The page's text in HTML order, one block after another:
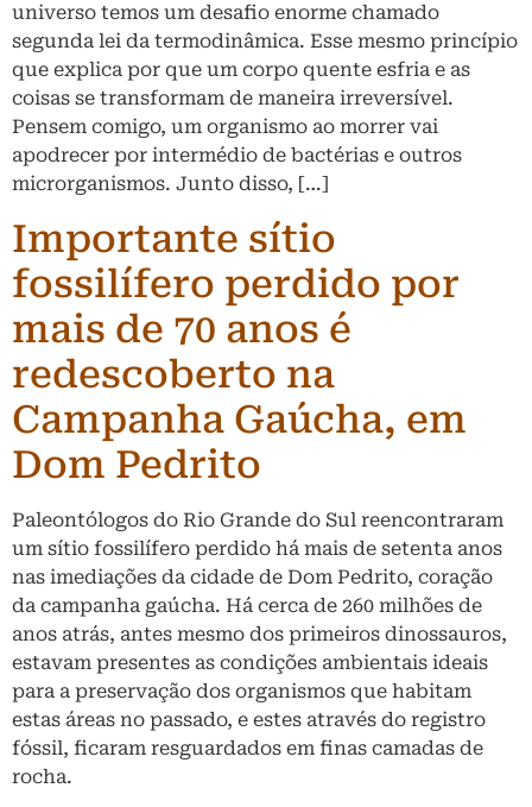
universo temos um desafio enorme chamado
segunda lei da termodinâmica. Esse mesmo princípio
que explica por que um corpo quente esfria e as
coisas se transformam de maneira irreversível.
Pensem comigo, um organismo ao morrer vai
apodrecer por intermédio de bactérias e outros
microrganismos. Junto disso, […]
Importante sítio
fossilífero perdido por
mais de 70 anos é
redescoberto na
Campanha Gaúcha, em
Dom Pedrito
Paleontólogos do Rio Grande do Sul reencontraram
um sítio fossilífero perdido há mais de setenta anos
nas imediações da cidade de Dom Pedrito, coração
da campanha gaúcha. Há cerca de 260 milhões de
anos atrás, antes mesmo dos primeiros dinossauros,
estavam presentes as condições ambientais ideais
para a preservação dos organismos que habitam
estas áreas no passado, e estes através do registro
fóssil, ficaram resguardados em finas camadas de
rocha.